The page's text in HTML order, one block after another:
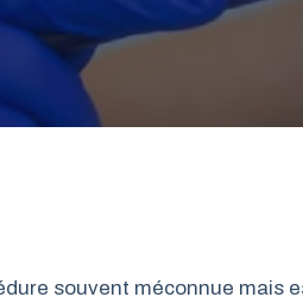
souvent méconnue mais